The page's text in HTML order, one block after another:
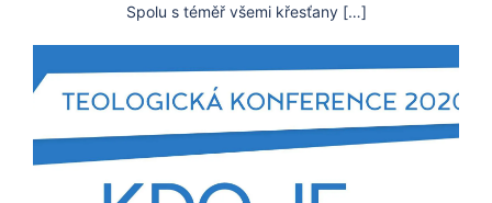
Spolu s téměř všemi křesťany […]